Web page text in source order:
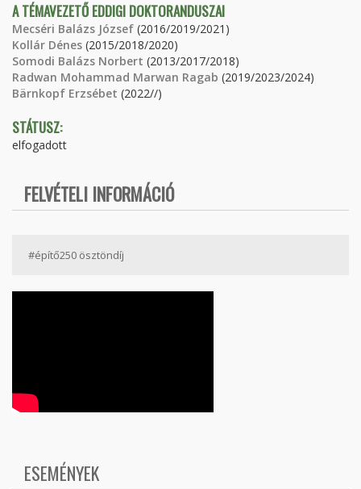
A TÉMAVEZETŐ EDDIGI DOKTORANDUSZAI
Mecséri Balázs József (2016/2019/2021)
Kollár Dénes (2015/2018/2020)
Somodi Balázs Norbert (2013/2017/2018)
Radwan Mohammad Marwan Ragab (2019/2023/2024)
Bärnkopf Erzsébet (2022//)
STÁTUSZ:
elfogadott
FELVÉTELI INFORMÁCIÓ
#építő250 ösztöndíj
ESEMÉNYEK